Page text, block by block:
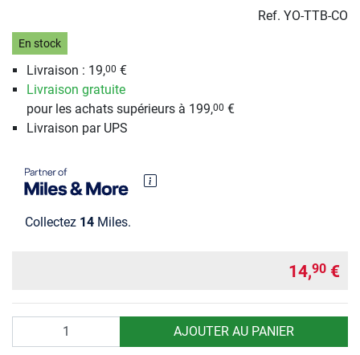
Ref. YO-TTB-CO
En stock
Livraison : 19,00 €
Livraison gratuite
pour les achats supérieurs à 199,00 €
Livraison par UPS
Collectez 14 Miles.
14,90 €
AJOUTER AU PANIER